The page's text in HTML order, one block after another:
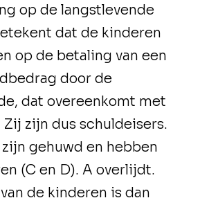
op de langstlevende
dat de kinderen
op de betaling van een
door de
dat overeenkomt met
Zij zijn dus schuldeisers.
gehuwd en hebben
(C en D). A overlijdt.
de kinderen is dan